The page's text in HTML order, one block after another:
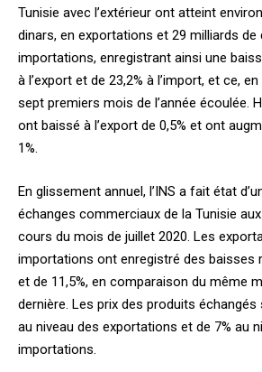
Tunisie avec l’extérieur ont atteint
dinars, en exportations et 29 milliards de
importations, enregistrant ainsi une
à l’export et de 23,2% à l’import, et ce,
sept premiers mois de l’année écoulée.
ont baissé à l’export de 0,5% et ont
1%.
En glissement annuel, l’INS a fait état
échanges commerciaux de la Tunisie
cours du mois de juillet 2020. Les
importations ont enregistré des baisses
et de 11,5%, en comparaison du même
dernière. Les prix des produits échangés
au niveau des exportations et de 7% au
importations.